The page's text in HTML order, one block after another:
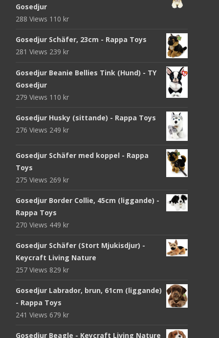
Gosedjur
288 Views 110 kr
Gosedjur Schäfer, 23cm - Rappa Toys
281 Views 239 kr
Gosedjur Beanie Bellies Tink (Hund) - TY
Gosedjur
279 Views 110 kr
Gosedjur Husky (sittande) - Rappa Toys
276 Views 249 kr
Gosedjur Schäfer med koppel - Rappa
Toys
275 Views 269 kr
Gosedjur Border Collie, 45cm (liggande) -
Rappa Toys
270 Views 449 kr
Gosedjur Schäfer (Stort Mjukisdjur) -
Keycraft Living Nature
257 Views 829 kr
Gosedjur Labrador, brun, 61cm (liggande)
- Rappa Toys
241 Views 679 kr
Gosedjur Beagle - Keycraft Living Nature